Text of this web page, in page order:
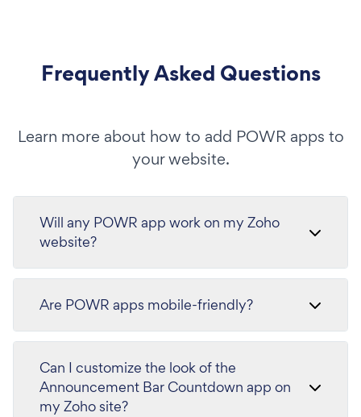
Frequently Asked Questions
Learn more about how to add POWR apps to
your website.
Will any POWR app work on my Zoho
website?
Are POWR apps mobile-friendly?
Can I customize the look of the
Announcement Bar Countdown app on
my Zoho site?